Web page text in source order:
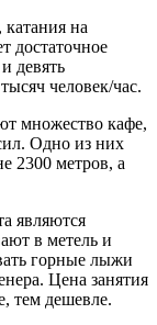
катания на
достаточное
девять
человек/час.
множество кафе,
Одно из них
2300 метров, а
являются
в метель и
горные лыжи
Цена занятия
тем дешевле.